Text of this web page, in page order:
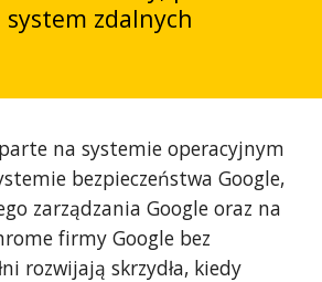
zdalnych
na systemie operacyjnym
bezpieczeństwa Google,
zarządzania Google oraz na
firmy Google bez
rozwijają skrzydła, kiedy